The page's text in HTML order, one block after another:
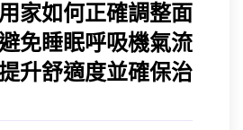
家如何正確調整面
免睡眠呼吸機氣流
升舒適度並確保治